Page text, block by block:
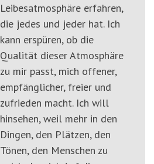
Leibesatmosphäre erfahren,
die jedes und jeder hat. Ich
kann erspüren, ob die
Qualität dieser Atmosphäre
zu mir passt, mich offener,
empfänglicher, freier und
zufrieden macht. Ich will
hinsehen, weil mehr in den
Dingen, den Plätzen, den
Tönen, den Menschen zu